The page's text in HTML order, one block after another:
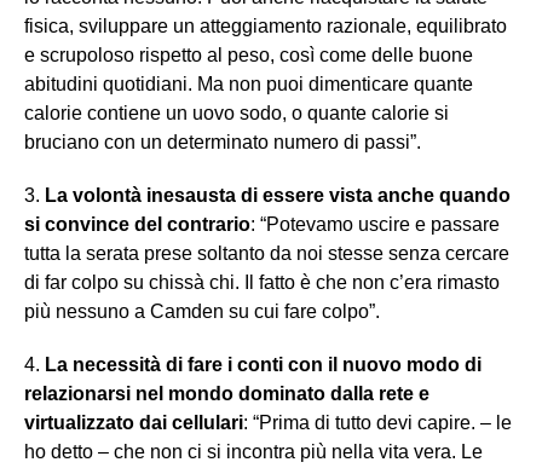
fisica, sviluppare un atteggiamento razionale, equilibrato
e scrupoloso rispetto al peso, così come delle buone
abitudini quotidiani. Ma non puoi dimenticare quante
calorie contiene un uovo sodo, o quante calorie si
bruciano con un determinato numero di passi”.
3. La volontà inesausta di essere vista anche quando
si convince del contrario: “Potevamo uscire e passare
tutta la serata prese soltanto da noi stesse senza cercare
di far colpo su chissà chi. Il fatto è che non c’era rimasto
più nessuno a Camden su cui fare colpo”.
4. La necessità di fare i conti con il nuovo modo di
relazionarsi nel mondo dominato dalla rete e
virtualizzato dai cellulari: “Prima di tutto devi capire. – le
ho detto – che non ci si incontra più nella vita vera. Le